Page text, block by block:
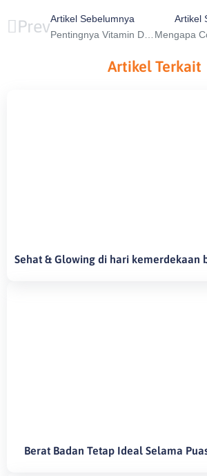
PrevArtikel Sebelumnya
Artikel
Artikel Terkait
Sehat & Glowing di hari kemerdekaan
Berat Badan Tetap Ideal Selama